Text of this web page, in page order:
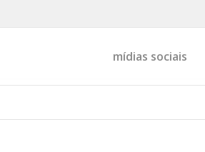
mídias sociais